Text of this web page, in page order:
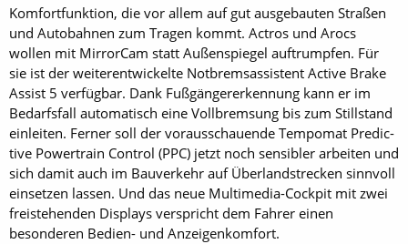
Komfortfunktion, die vor allem auf gut ausgebauten Straßen
und Autobahnen zum Tragen kommt. Actros und Arocs
wollen mit MirrorCam statt Außenspiegel auftrumpfen. Für
sie ist der weiterentwickelte Notbremsassistent Active Brake
Assist 5 verfügbar. Dank Fußgängererkennung kann er im
Bedarfsfall automatisch eine Vollbremsung bis zum Stillstand
einleiten. Ferner soll der vorausschauende Tempomat Predic­
tive Powertrain Control (PPC) jetzt noch sensibler arbeiten und
sich damit auch im Bauverkehr auf Überlandstrecken sinnvoll
einsetzen lassen. Und das neue Multimedia-Cockpit mit zwei
freistehenden Displays verspricht dem Fahrer einen
besonderen Bedien- und Anzeigenkomfort.